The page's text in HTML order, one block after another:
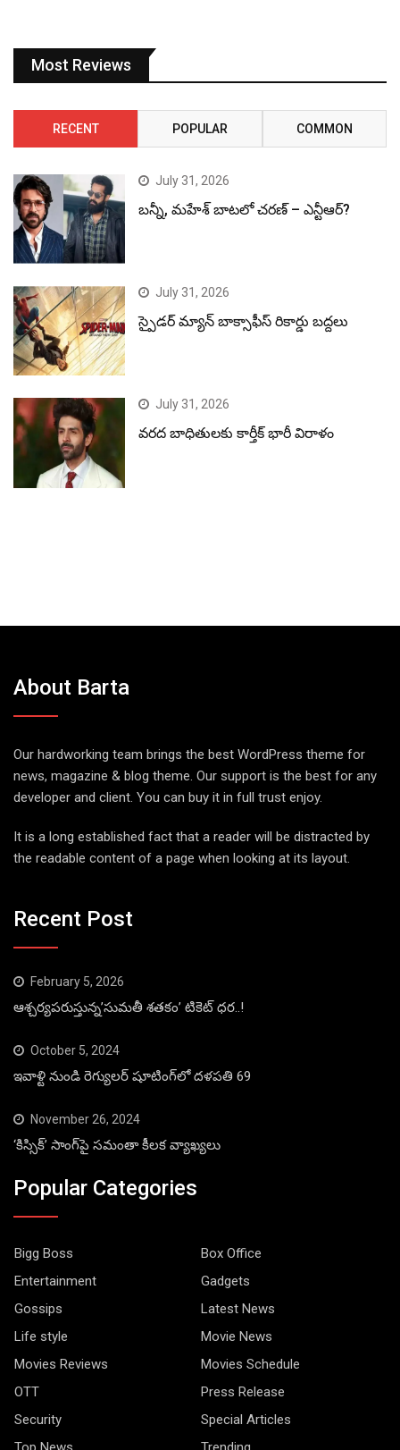
Most Reviews
RECENT POPULAR COMMON
July 31, 2026
బన్నీ, మహేశ్ బాటలో చరణ్ – ఎన్టీఆర్?
July 31, 2026
స్పైడర్ మ్యాన్ బాక్సాఫీస్ రికార్డు బద్దలు
July 31, 2026
వరద బాధితులకు కార్తీక్ భారీ విరాళం
About Barta
Our hardworking team brings the best WordPress theme for
news, magazine & blog theme. Our support is the best for any
developer and client. You can buy it in full trust enjoy.
It is a long established fact that a reader will be distracted by
the readable content of a page when looking at its layout.
Recent Post
February 5, 2026
ఆశ్చర్యపరుస్తున్న’సుమతీ శతకం’ టికెట్ ధర..!
October 5, 2024
ఇవాళ్టి నుండి రెగ్యులర్ షూటింగ్‌లో దళపతి 69
November 26, 2024
‘కిస్సిక్’ సాంగ్‌పై సమంతా కీలక వ్యాఖ్యలు
Popular Categories
Bigg Boss
Box Office
Entertainment
Gadgets
Gossips
Latest News
Life style
Movie News
Movies Reviews
Movies Schedule
OTT
Press Release
Security
Special Articles